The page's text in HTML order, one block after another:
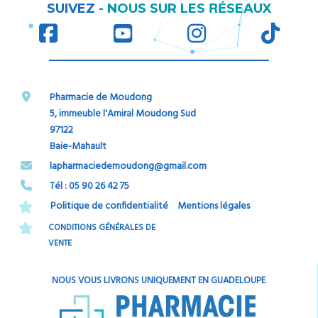
SUIVEZ - NOUS SUR LES RÉSEAUX
Pharmacie de Moudong
5, immeuble l'Amiral Moudong Sud
97122
Baie-Mahault
​​​​​​​lapharmaciedemoudong@gmail.com
Tél : 05 90 26 42 75​​​​​​​
Politique de confidentialité
Mentions légales
CONDITIONS GÉNÉRALES DE
VENTE
NOUS VOUS LIVRONS UNIQUEMENT EN GUADELOUPE